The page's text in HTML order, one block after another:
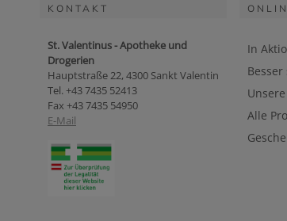
KONTAKT
St. Valentinus - Apotheke und
Drogerien
Hauptstraße 22, 4300 Sankt Valentin
Tel. +43 7435 52413
Fax +43 7435 54950
E-Mail
In
Alle